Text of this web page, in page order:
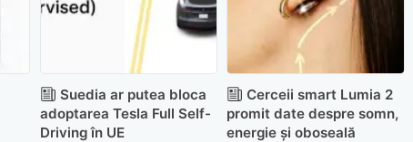
Suedia ar putea bloca
adoptarea Tesla Full Self-
Driving în UE
Cerceii smart Lumia 2
promit date despre somn,
energie și oboseală